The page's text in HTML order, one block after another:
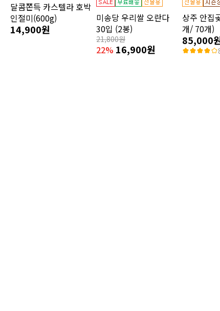
달콤쫀득 카스텔라 호박
인절미(600g)
14,900원
미송당 우리쌀 오란다
30입 (2봉)
21,800원
22% 16,900원
상주 안집
개/ 70개)
85,000원